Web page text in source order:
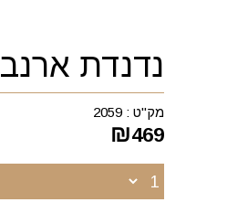
נדנדת ארנב
מק"ט :2059
₪469